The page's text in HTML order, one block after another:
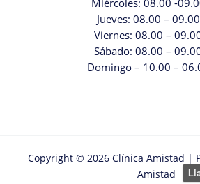
Miércoles: 08.00 -
Jueves: 08.00 –
Viernes: 08.00 –
Sábado: 08.00 –
Domingo – 10.00 –
Copyright © 2026 Clínica Amistad |
Amistad